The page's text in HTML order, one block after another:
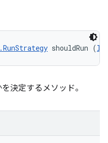
shouldRun (
決定するメソッド。